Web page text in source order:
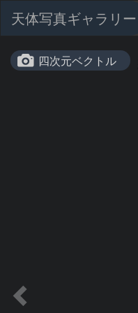
天体写真ギャラリー
四次元ベクトル